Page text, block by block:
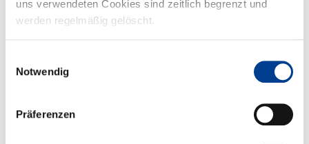
uns verwendeten Cookies sind zeitlich begrenzt und
werden regelmäßig gelöscht.
Notwendig
Präferenzen